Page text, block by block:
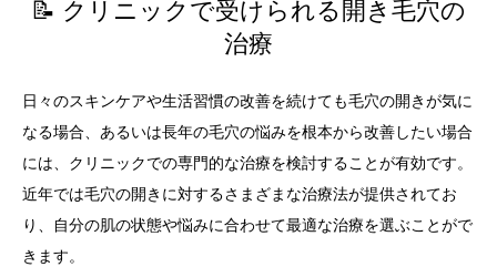
📝 クリニックで受けられる開き毛穴の
治療
日々のスキンケアや生活習慣の改善を続けても毛穴の開きが気に
なる場合、あるいは長年の毛穴の悩みを根本から改善したい場合
には、クリニックでの専門的な治療を検討することが有効です。
近年では毛穴の開きに対するさまざまな治療法が提供されてお
り、自分の肌の状態や悩みに合わせて最適な治療を選ぶことがで
きます。